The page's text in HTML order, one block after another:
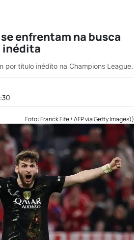
enfrentam na busca
inédita
por título inédito na Champions League.
Foto: Franck Fife / AFP via Getty Images))